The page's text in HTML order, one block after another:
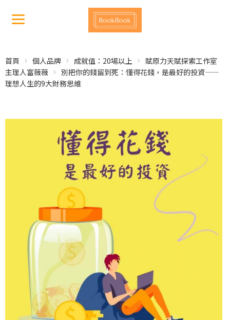
首頁 個人品牌 成就值：20場以上
賦原力天賦探索工作室
主理人富薇薇
別把你的錢留到死：懂得花錢，是最好的投資——
理想人生的9大財務思維